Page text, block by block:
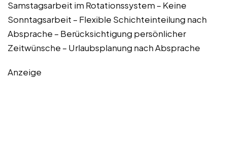
Samstagsarbeit im Rotationssystem – Keine
Sonntagsarbeit – Flexible Schichteinteilung nach
Absprache – Berücksichtigung persönlicher
Zeitwünsche – Urlaubsplanung nach Absprache
Anzeige